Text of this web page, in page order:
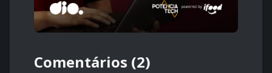
Comentários (2)